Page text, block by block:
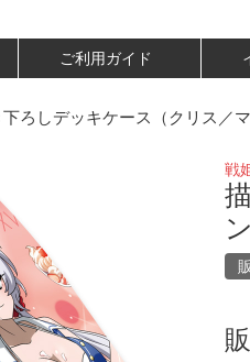
ご利用ガイド
しデッキケース（クリス／マ
戦